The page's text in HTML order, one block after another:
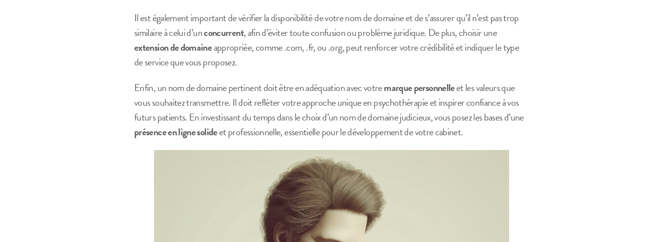
Il est également important de vérifier la disponibilité de votre nom de domaine et de s’assurer qu’il n’est pas trop
similaire à celui d’unconcurrent, afin d’éviter toute confusion ou problème juridique. De plus, choisir une
extension de domaineappropriée, comme .com, .fr, ou .org, peut renforcer votre crédibilité et indiquer le type
de service que vous proposez.
Enfin, un nom de domaine pertinent doit être en adéquation avec votremarque personnelleet les valeurs que
vous souhaitez transmettre. Il doit refléter votre approche unique en psychothérapie et inspirer confiance à vos
futurs patients. En investissant du temps dans le choix d’un nom de domaine judicieux, vous posez les bases d’une
présence en ligne solideet professionnelle, essentielle pour le développement de votre cabinet.